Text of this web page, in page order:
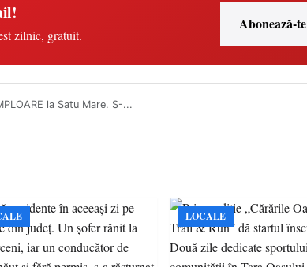
zilnic, gratuit.
Abonează-te
la Satu Mare. S-...
LOCALE